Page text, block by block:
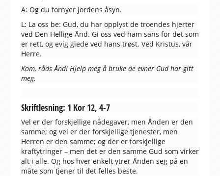
A: Og du fornyer jordens åsyn.
L: La oss be: Gud, du har opplyst de troendes hjerter
ved Den Hellige Ånd. Gi oss ved ham sans for det som
er rett, og evig glede ved hans trøst. Ved Kristus, vår
Herre.
Kom, råds Ånd! Hjelp meg å bruke de evner Gud har gitt
meg.
Skriftlesning: 1 Kor 12, 4-7
Vel er der forskjellige nådegaver, men Ånden er den
samme; og vel er der forskjellige tjenester, men
Herren er den samme; og der er forskjellige
kraftytringer – men det er den samme Gud som virker
alt i alle. Og hos hver enkelt ytrer Ånden seg på en
måte som tjener til det felles beste.